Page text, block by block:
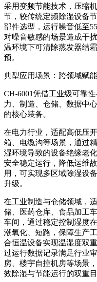
采用变频节能技术，压缩
节，较传统定频除湿设备
部件选型，运行噪音低至
对噪音敏感的场景造成干
温环境下可清除蒸发器结
预。
典型应用场景：跨领域赋
CH-6001凭借工业级可靠
力、制造、仓储、数据中
的核心装备。
在电力行业，适配高低压
箱、电缆沟等场景，通过
湿环境导致的设备绝缘老
安全稳定运行，降低运维
用，可实现多区域除湿设
升级。
在工业制造与仓储领域，
储、医药仓库、食品加工
车间，通过稳定控制湿度
潮氧化、短路，保障生产
合恒温设备实现温湿度双
过运行数据记录满足行业
房、楼宇自控机房等场景
效除湿与节能运行的双重目